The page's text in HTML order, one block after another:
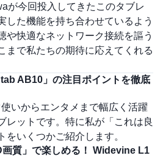
が今回投入してきたこのタブレ
した機能を持ち合わせているよう
や快適なネットワーク接続を謳う
まで私たちの期待に応えてくれる
AB10」の注目ポイントを徹底
いからエンタメまで幅広く活躍
レットです。特に私が「これは良
をいくつかご紹介します。
質」で楽しめる！ Widevine L1